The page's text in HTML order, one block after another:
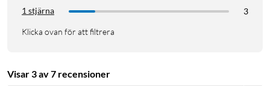
1 stjärna
3
Klicka ovan för att filtrera
Visar 3 av 7 recensioner